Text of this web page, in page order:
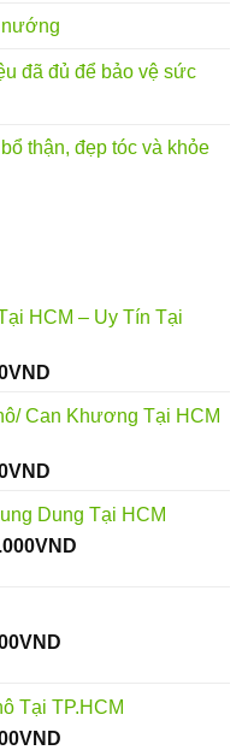
nướng
đã đủ để bảo vệ sức
thận, đẹp tóc và khỏe
HCM – Uy Tín Tại
VND
từ
Can Khương Tại HCM
VND
từ
80.000VND
Dung Tại HCM
VND
VND
250.000VND
Tại TP.HCM
VND